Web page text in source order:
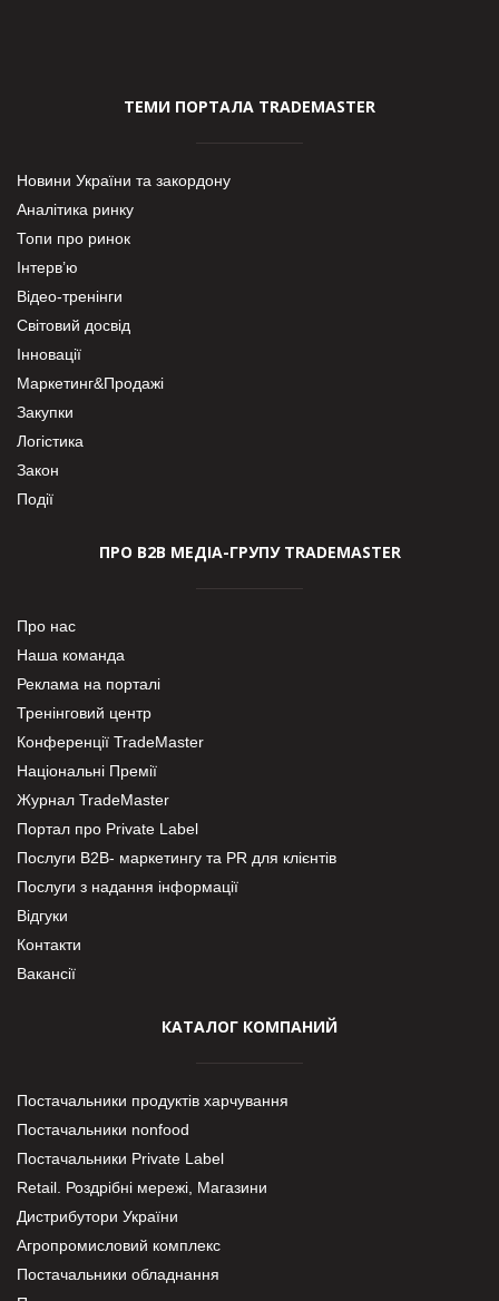
ТЕМИ ПОРТАЛА TRADEMASTER
Новини України та закордону
Аналітика ринку
Топи про ринок
Інтерв’ю
Відео-тренінги
Світовий досвід
Інновації
Маркетинг&Продажі
Закупки
Логістика
Закон
Події
ПРО В2В МЕДІА-ГРУПУ TRADEMASTER
Про нас
Наша команда
Реклама на порталі
Тренінговий центр
Конференції TradeMaster
Національні Премії
Журнал TradeMaster
Портал про Private Label
Послуги В2В- маркетингу та PR для клієнтів
Послуги з надання інформації
Відгуки
Контакти
Вакансії
КАТАЛОГ КОМПАНИЙ
Постачальники продуктів харчування
Постачальники nonfood
Постачальники Private Label
Retail. Роздрібні мережі, Магазини
Дистрибутори України
Агропромисловий комплекс
Постачальники обладнання